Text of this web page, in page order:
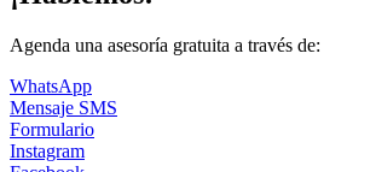
Agenda una asesoría gratuita a través de:
WhatsApp
Mensaje SMS
Formulario
Instagram